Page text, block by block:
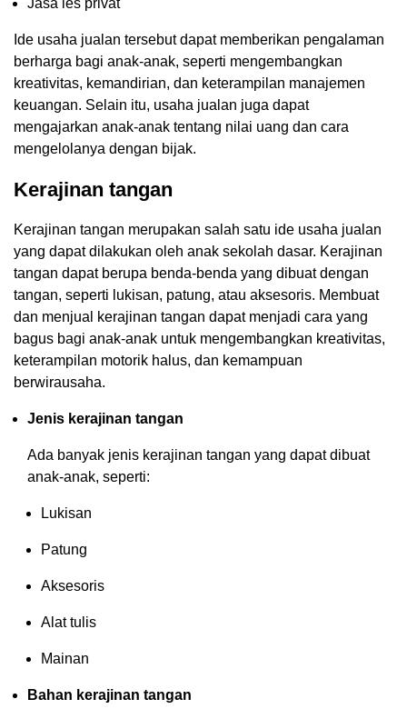
Jasa les privat
Ide usaha jualan tersebut dapat memberikan pengalaman
berharga bagi anak-anak, seperti mengembangkan
kreativitas, kemandirian, dan keterampilan manajemen
keuangan. Selain itu, usaha jualan juga dapat
mengajarkan anak-anak tentang nilai uang dan cara
mengelolanya dengan bijak.
Kerajinan tangan
Kerajinan tangan merupakan salah satu ide usaha jualan
yang dapat dilakukan oleh anak sekolah dasar. Kerajinan
tangan dapat berupa benda-benda yang dibuat dengan
tangan, seperti lukisan, patung, atau aksesoris. Membuat
dan menjual kerajinan tangan dapat menjadi cara yang
bagus bagi anak-anak untuk mengembangkan kreativitas,
keterampilan motorik halus, dan kemampuan
berwirausaha.
Jenis kerajinan tangan
Ada banyak jenis kerajinan tangan yang dapat dibuat
anak-anak, seperti:
Lukisan
Patung
Aksesoris
Alat tulis
Mainan
Bahan kerajinan tangan